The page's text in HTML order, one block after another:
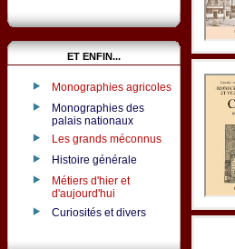
ET ENFIN...
Monographies agricoles
Monographies des
palais nationaux
Les grands méconnus
Histoire générale
Métiers d'hier et
d'aujourd'hui
Curiosités et divers